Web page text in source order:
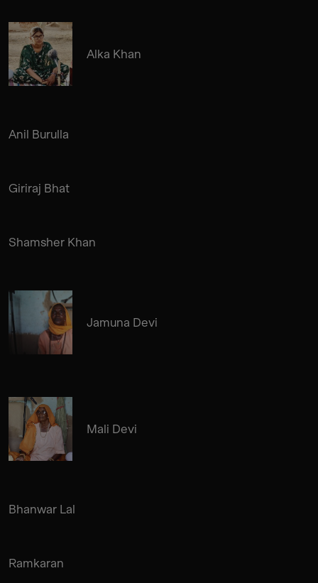
Alka Khan
Anil Burulla
Giriraj Bhat
Shamsher Khan
Jamuna Devi
Mali Devi
Bhanwar Lal
Ramkaran